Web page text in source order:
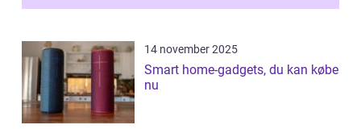
14 november 2025
Smart home-gadgets, du kan købe
nu